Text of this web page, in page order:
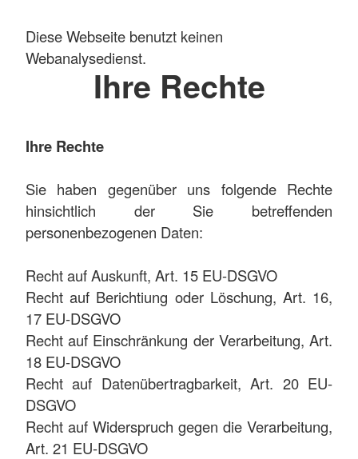
Diese Webseite benutzt keinen
Webanalysedienst.
Ihre Rechte
Ihre Rechte
Sie haben gegenüber uns folgende Rechte
hinsichtlich der Sie betreffenden
personenbezogenen Daten:
Recht auf Auskunft, Art. 15 EU-DSGVO
Recht auf Berichtiung oder Löschung, Art. 16,
17 EU-DSGVO
Recht auf Einschränkung der Verarbeitung, Art.
18 EU-DSGVO
Recht auf Datenübertragbarkeit, Art. 20 EU-
DSGVO
Recht auf Widerspruch gegen die Verarbeitung,
Art. 21 EU-DSGVO